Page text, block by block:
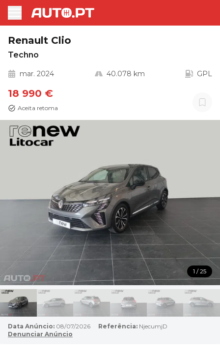
Renault Clio
Techno
mar. 2024 40.078 km GPL
18 990 €
Aceita retoma
1 / 25
Data Anúncio: 08/07/2026 Referência: NjecumjD
Denunciar Anúncio